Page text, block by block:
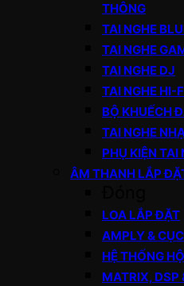
THÔNG
TAI NGHE
TAI NGHE
TAI NGHE DJ
TAI NGHE HI-
BỘ KHUẾCH
TAI NGHE
PHỤ KIỆN TAI
ÂM THANH LẮP
LOA LẮP ĐẶT
AMPLY &
HỆ THỐNG
MATRIX, DSP